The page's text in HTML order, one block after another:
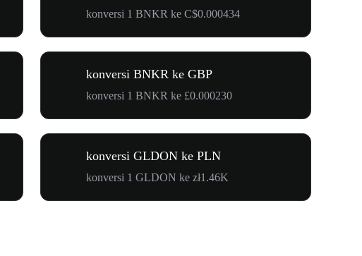
konversi 1 BNKR ke C$0.000434
konversi BNKR ke GBP
konversi 1 BNKR ke £0.000230
konversi GLDON ke PLN
konversi 1 GLDON ke zł1.46K